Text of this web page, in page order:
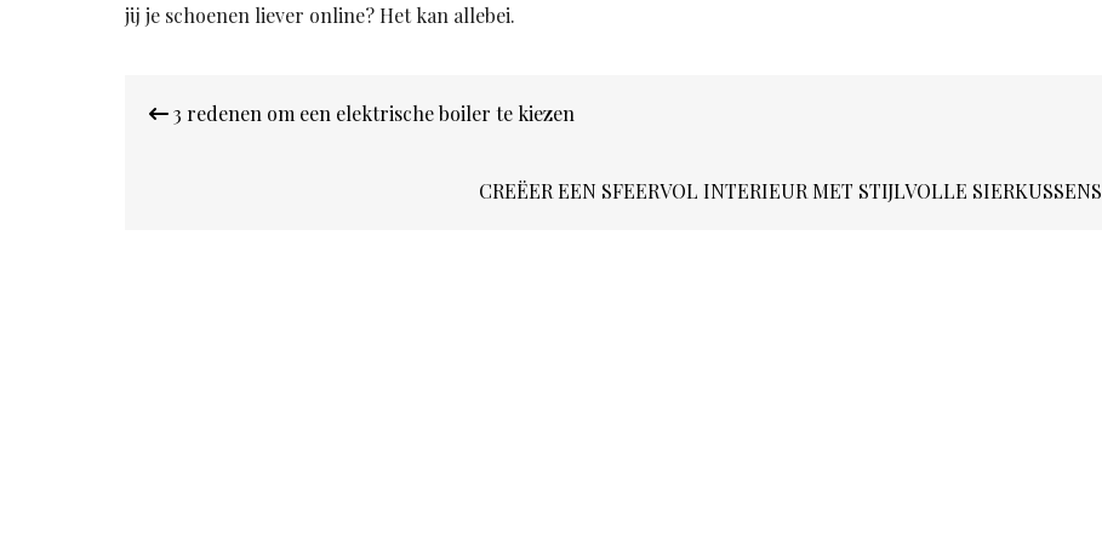
jij je schoenen liever online? Het kan allebei.
navigatie
3 redenen om een elektrische boiler te kiezen
CREËER EEN SFEERVOL INTERIEUR MET STIJLVOLLE SIERKUSSENS